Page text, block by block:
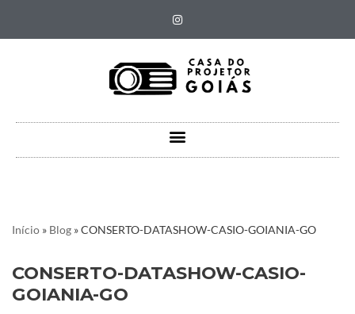
Pular
Início » Blog »CONSERTO-DATASHOW-CASIO-GOIANIA-GO
CONSERTO-DATASHOW-CASIO-
GOIANIA-GO